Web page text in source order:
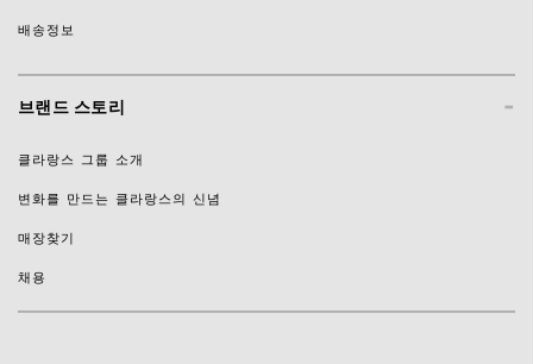
배송정보
-
브랜드 스토리
클라랑스 그룹 소개
변화를 만드는 클라랑스의 신념
매장찾기
채용